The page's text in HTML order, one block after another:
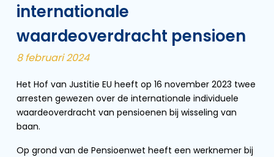
internationale
waardeoverdracht pensioen
8 februari 2024
Het Hof van Justitie EU heeft op 16 november 2023 twee
arresten gewezen over de internationale individuele
waardeoverdracht van pensioenen bij wisseling van
baan.
Op grond van de Pensioenwet heeft een werknemer bij